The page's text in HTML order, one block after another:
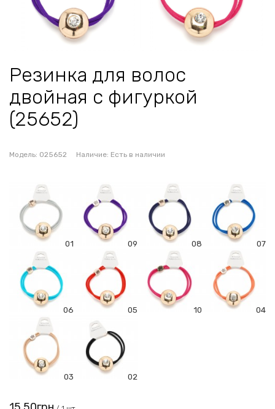
Резинка для волос
двойная с фигуркой
(25652)
Модель: 025652 Наличие: Есть в наличии
01 09 08 07
06 05 10 04
03 02